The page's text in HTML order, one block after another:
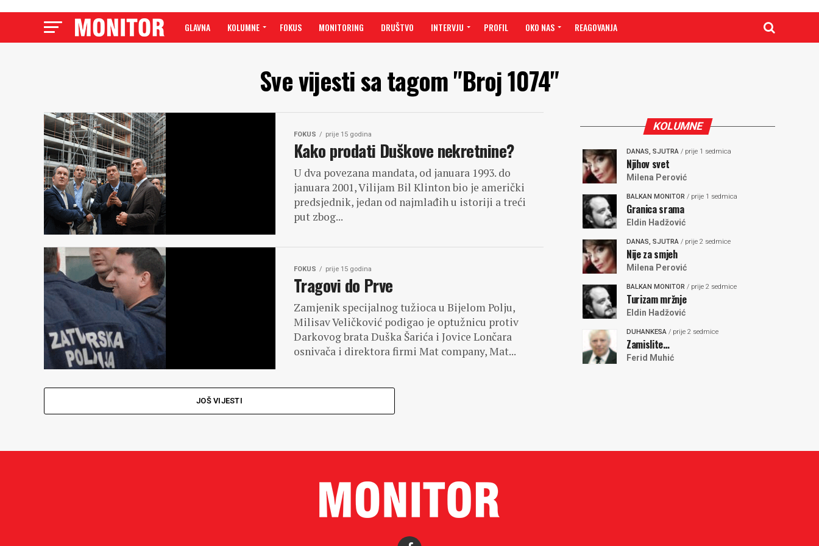
GLAVNA KOLUMNE FOKUS MONITORING DRUŠTVO INTERVJU PROFIL OKO NAS REAGOVANJA
Sve vijesti sa tagom "Broj 1074"
FOKUS prije 15 godina
Kako prodati Duškove nekretnine?
U dva povezana mandata, od januara 1993. do
januara 2001, Vilijam Bil Klinton bio je američki
predsjednik, jedan od najmlađih u istoriji a treći
put zbog...
FOKUS prije 15 godina
Tragovi do Prve
Zamjenik specijalnog tužioca u Bijelom Polju,
Milisav Veličković podigao je optužnicu protiv
Darkovog brata Duška Šarića i Jovice Lončara
osnivača i direktora firmi Mat company, Mat...
JOŠ VIJESTI
KOLUMNE
DANAS, SJUTRA / prije 1 sedmica
Njihov svet
Milena Perović
BALKAN MONITOR / prije 1 sedmica
Granica srama
Eldin Hadžović
DANAS, SJUTRA / prije 2 sedmice
Nije za smjeh
Milena Perović
BALKAN MONITOR / prije 2 sedmice
Turizam mržnje
Eldin Hadžović
DUHANKESA / prije 2 sedmice
Zamislite…
Ferid Muhić